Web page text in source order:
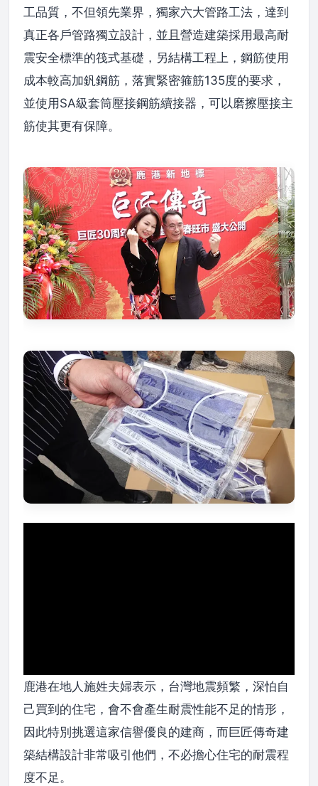
工品質，不但領先業界，獨家六大管路工法，達到
真正各戶管路獨立設計，並且營造建築採用最高耐
震安全標準的筏式基礎，另結構工程上，鋼筋使用
成本較高加釩鋼筋，落實緊密箍筋135度的要求，
並使用SA級套筒壓接鋼筋續接器，可以磨擦壓接主
筋使其更有保障。
鹿港在地人施姓夫婦表示，台灣地震頻繁，深怕自
己買到的住宅，會不會產生耐震性能不足的情形，
因此特別挑選這家信譽優良的建商，而巨匠傳奇建
築結構設計非常吸引他們，不必擔心住宅的耐震程
度不足。